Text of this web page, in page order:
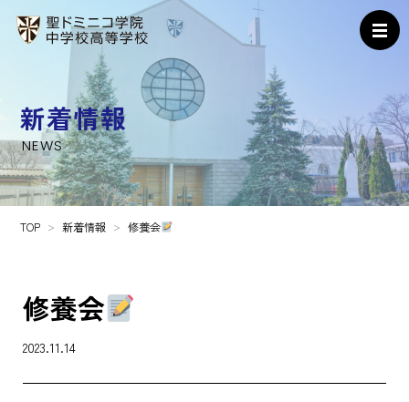
新着情報
NEWS
TOP 新着情報 修養会
修養会
2023.11.14